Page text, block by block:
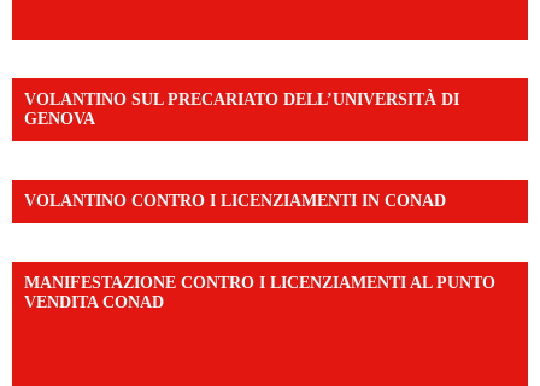
VOLANTINO SUL PRECARIATO DELL’UNIVERSITÀ DI
GENOVA
VOLANTINO CONTRO I LICENZIAMENTI IN CONAD
MANIFESTAZIONE CONTRO I LICENZIAMENTI AL PUNTO
VENDITA CONAD